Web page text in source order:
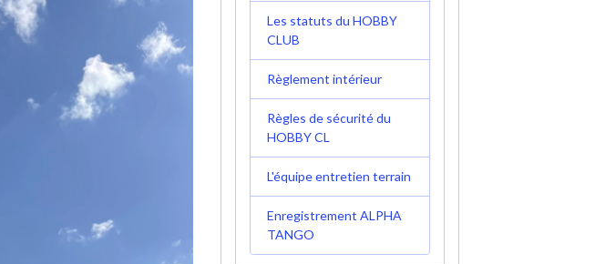
Les statuts du HOBBY
CLUB
Règlement intérieur
Règles de sécurité du
HOBBY CL
L'équipe entretien terrain
Enregistrement ALPHA
TANGO